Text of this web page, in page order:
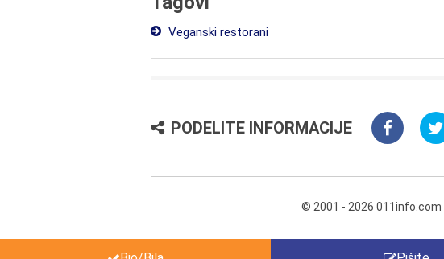
Veganski restorani
PODELITE INFORMACIJE
© 2001 - 2026 011info.com